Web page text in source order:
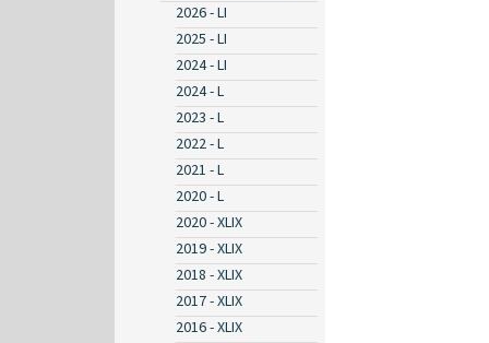
2026 - LI
2025 - LI
2024 - LI
2024 - L
2023 - L
2022 - L
2021 - L
2020 - L
2020 - XLIX
2019 - XLIX
2018 - XLIX
2017 - XLIX
2016 - XLIX